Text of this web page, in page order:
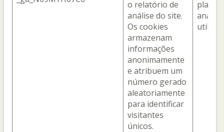
o relatório de
análise do site.
Os cookies
armazenam
informações
anonimamente
e atribuem um
número gerado
aleatoriamente
para identificar
visitantes
únicos.